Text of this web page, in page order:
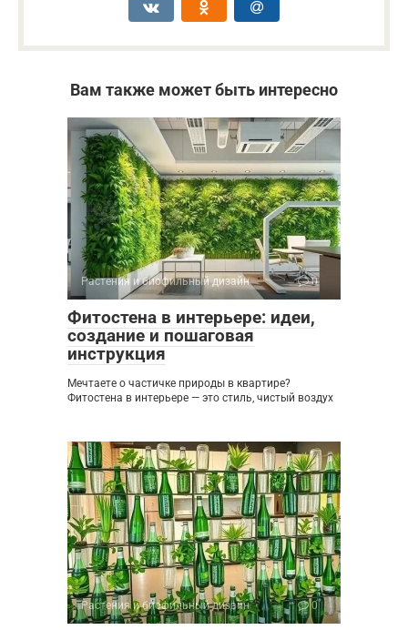
Вам также может быть интересно
Растения и биофильный дизайн 0
Фитостена в интерьере: идеи,
создание и пошаговая
инструкция
Мечтаете о частичке природы в квартире?
Фитостена в интерьере — это стиль, чистый воздух
Растения и биофильный дизайн 0